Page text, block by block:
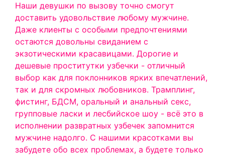
Наши девушки по вызову точно смогут
доставить удовольствие любому мужчине.
Даже клиенты с особыми предпочтениями
остаются довольны свиданием с
экзотическими красавицами. Дорогие и
дешевые проститутки узбечки - отличный
выбор как для поклонников ярких впечатлений,
так и для скромных любовников. Трамплинг,
фистинг, БДСМ, оральный и анальный секс,
групповые ласки и лесбийское шоу - всё это в
исполнении развратных узбечек запомнится
мужчине надолго. С нашими красотками вы
забудете обо всех проблемах, а будете только